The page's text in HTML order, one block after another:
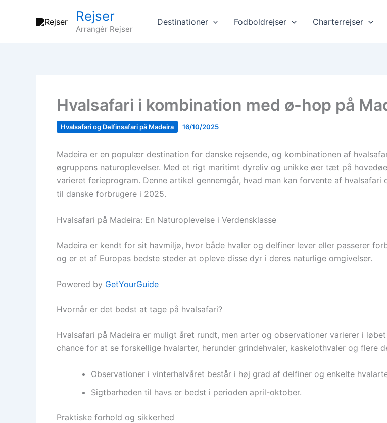
Rejser
Arrangér Rejser
Destinationer Fodboldrejser Charterrejser
Hvalsafari i kombination med ø-hop på
Hvalsafari og Delfinsafari på Madeira 16/10/2025
Madeira er en populær destination for danske rejsende, og kombinationen af
øgruppens naturoplevelser. Med et rigt maritimt dyreliv og unikke øer tæt på
varieret ferieprogram. Denne artikel gennemgår, hvad man kan forvente af
til danske forbrugere i 2025.
Hvalsafari på Madeira: En Naturoplevelse i Verdensklasse
Madeira er kendt for sit havmiljø, hvor både hvaler og delfiner lever eller passerer
og er et af Europas bedste steder at opleve disse dyr i deres naturlige omgivelser.
Powered by GetYourGuide
Hvornår er det bedst at tage på hvalsafari?
Hvalsafari på Madeira er muligt året rundt, men arter og observationer varierer i
chance for at se forskellige hvalarter, herunder grindehvaler, kaskelothvaler og flere
Observationer i vinterhalvåret består i høj grad af delfiner og enkelte
Sigtbarheden til havs er bedst i perioden april-oktober.
Praktiske forhold og sikkerhed